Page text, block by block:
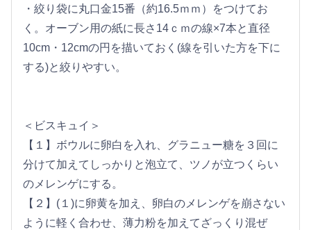
・絞り袋に丸口金15番（約16.5ｍｍ）をつけてお
く。オーブン用の紙に長さ14ｃｍの線×7本と直径
10cm・12cmの円を描いておく(線を引いた方を下に
する)と絞りやすい。
＜ビスキュイ＞
【１】ボウルに卵白を入れ、グラニュー糖を３回に
分けて加えてしっかりと泡立て、ツノが立つくらい
のメレンゲにする。
【２】(１)に卵黄を加え、卵白のメレンゲを崩さない
ように軽く合わせ、薄力粉を加えてざっくり混ぜ